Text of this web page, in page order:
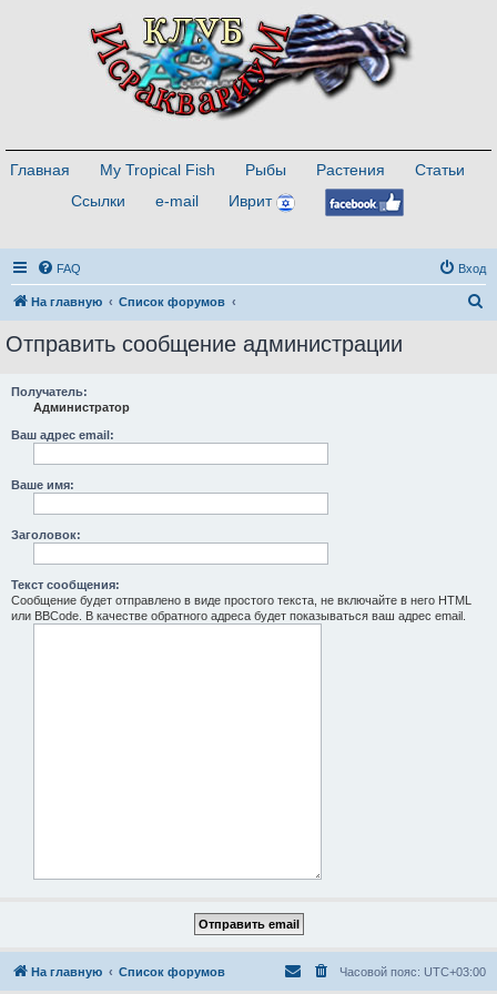
Главная My Tropical Fish Рыбы Растения
Статьи
Ссылки
e-mail Иврит
FAQ Вход
На главную Список форумов
Отправить сообщение администрации
Получатель:
Администратор
Ваш адрес email:
Ваше имя:
Заголовок:
Текст сообщения:
Сообщение будет отправлено в виде простого текста, не включайте в него HTML
или BBCode. В качестве обратного адреса будет показываться ваш адрес email.
На главную Список форумов Часовой пояс: UTC+03:00